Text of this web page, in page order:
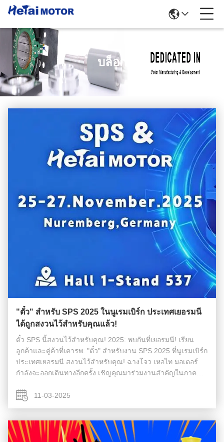
บล็อก
"ตั๋ว" สำหรับ SPS 2025 ในนูเรมเบิร์ก ประเทศเยอรมนี
ได้ถูกสงวนไว้สำหรับคุณแล้ว!
ตั๋ว SPS นี้สงวนไว้สำหรับคุณ! 2025: พบกันที่เยอรมนี! เรียน
ลูกค้าและคู่ค้าที่เคารพ: "ตั๋ว" สำหรับงาน SPS 2025 ที่นูเรมเบิร์ก
ประเทศเยอรมนี สงวนไว้สำหรับคุณ! ฉางโจว เหอไท มอเตอร์
กำลังจะออกเดินทางอีกครั้ง เชิญคุณมาร่วมงานสำคัญในภาค
มันคือคำเชิ...
11-03-2025